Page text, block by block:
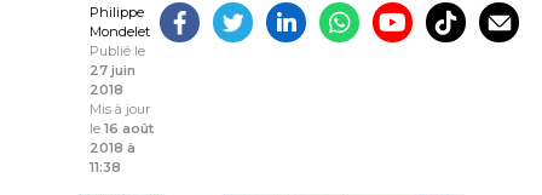
Philippe
Mondelet
Publié le
27 juin
2018
Mis à jour
le 16 août
2018 à
11:38